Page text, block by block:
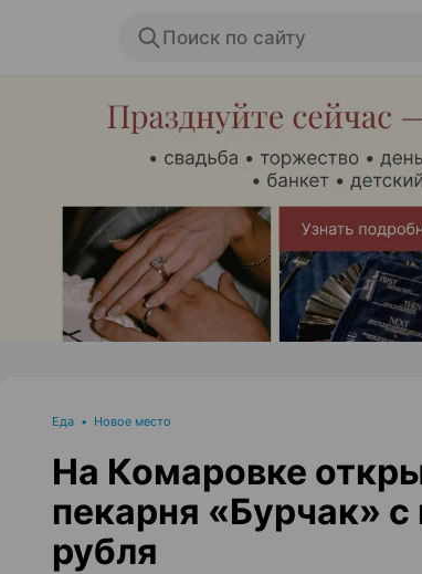
Поиск по сайту
ЭФФЕКТИВНАЯ
Еда • Новое место
На Комаровке
пекарня «Бурчак» с
рубля